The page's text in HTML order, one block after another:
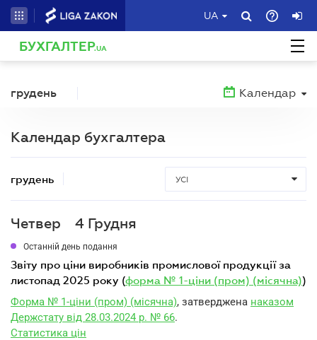
UA
БУХГАЛТЕР.UA
грудень Календар
Календар бухгалтера
грудень УСІ
Четвер 4 Грудня
Останній день подання
звіту про ціни виробників промислової продукції за
листопад 2025 року (форма № 1-ціни (пром) (місячна))
Форма № 1-ціни (пром) (місячна), затверджена наказом
Держстату від 28.03.2024 р. № 66.
Статистика цін